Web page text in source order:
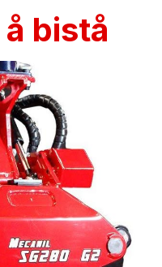
bistå